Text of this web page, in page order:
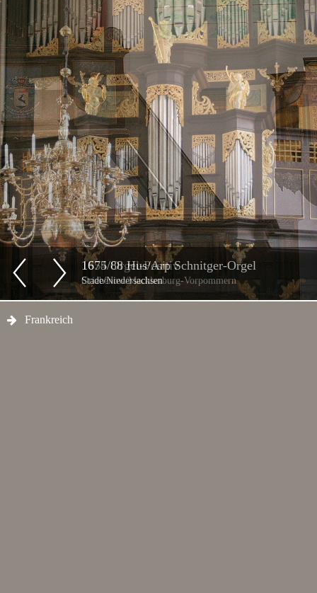
1675/88 Hus/Arp Schnitger-Orgel
Stade/Niedersachsen
Frankreich